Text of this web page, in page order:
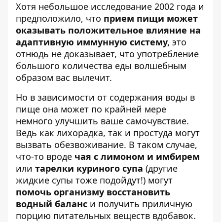
Хотя небольшое исследование 2002 года и
предположило, что прием пищи может
оказывать положительное влияние на
адаптивную иммунную систему, это
отнюдь не доказывает, что употребление
большого количества еды волшебным
образом вас вылечит.
Но в зависимости от содержания воды в
пище она может по крайней мере
немного улучшить ваше самочувствие.
Ведь как лихорадка, так и простуда могут
вызвать обезвоживание. В таком случае,
что-то вроде чая с лимоном и имбирем
или тарелки куриного супа (другие
жидкие супы тоже подойдут!) могут
помочь организму восстановить
водный баланс и получить приличную
порцию питательных веществ вдобавок.